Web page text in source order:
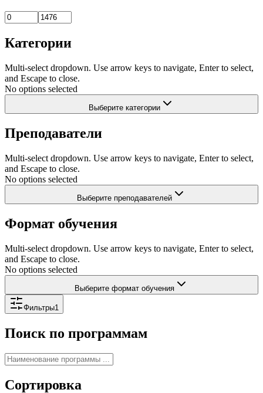
Категории
Multi-select dropdown. Use arrow keys to navigate, Enter to select,
and Escape to close.
No options selected
Выберите категории
Преподаватели
Multi-select dropdown. Use arrow keys to navigate, Enter to select,
and Escape to close.
No options selected
Выберите преподавателей
Формат обучения
Multi-select dropdown. Use arrow keys to navigate, Enter to select,
and Escape to close.
No options selected
Выберите формат обучения
Фильтры1
Поиск по программам
Сортировка